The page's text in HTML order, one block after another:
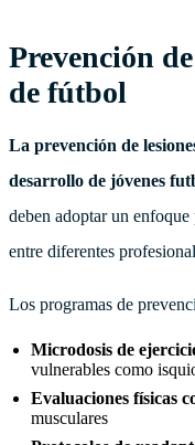
Prevención
de fútbol
La prevención de
desarrollo de jóvenes
deben adoptar un
entre diferentes
Los programas de
Microdosis de
vulnerables como
Evaluaciones físicas
musculares